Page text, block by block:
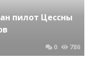
пилот Цессны
0 786